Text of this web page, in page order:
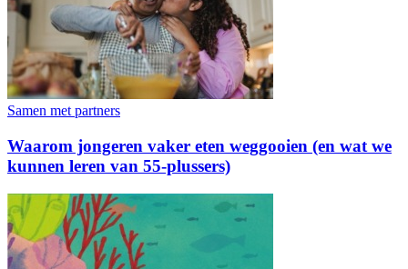
Samen met partners
Waarom jongeren vaker eten weggooien (en wat we
kunnen leren van 55-plussers)